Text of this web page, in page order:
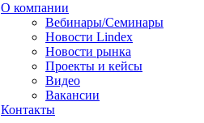
О компании
Вебинары/Семинары
Новости Lindex
Новости рынка
Проекты и кейсы
Видео
Вакансии
Контакты